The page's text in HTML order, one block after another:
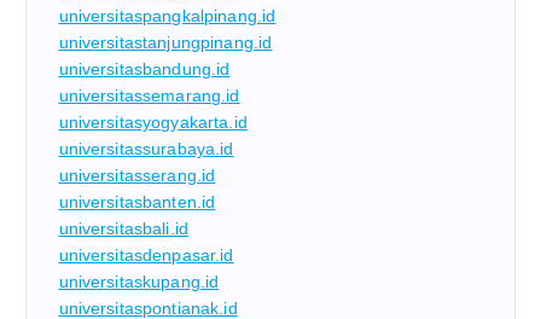
universitaspangkalpinang.id
universitastanjungpinang.id
universitasbandung.id
universitassemarang.id
universitasyogyakarta.id
universitassurabaya.id
universitasserang.id
universitasbanten.id
universitasbali.id
universitasdenpasar.id
universitaskupang.id
universitaspontianak.id